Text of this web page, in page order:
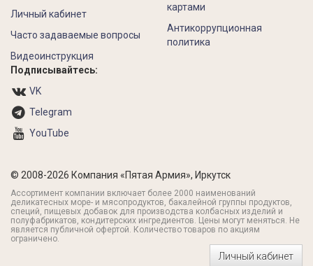
Личный кабинет
Часто задаваемые вопросы
Видеоинструкция
картами
Антикоррупционная
политика
Подписывайтесь:
VK
Telegram
YouTube
© 2008-2026 Компания «Пятая Армия», Иркутск
Ассортимент компании включает более 2000 наименований
деликатесных море- и мясопродуктов, бакалейной группы продуктов,
специй, пищевых добавок для производства колбасных изделий и
полуфабрикатов, кондитерских ингредиентов. Цены могут меняться. Не
является публичной офертой. Количество товаров по акциям
ограничено.
Личный кабинет